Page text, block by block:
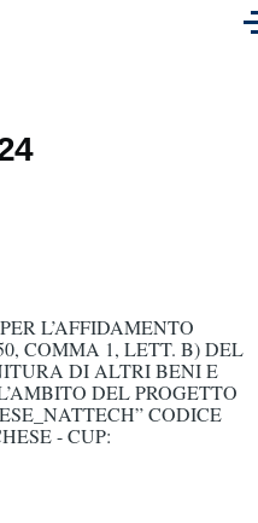
L’AFFIDAMENTO
COMMA 1, LETT. B) DEL
DI ALTRI BENI E
DEL PROGETTO
CODICE
- CUP: